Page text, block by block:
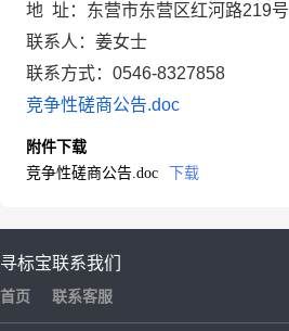
地 址：东营市东营区红河路219号
联系人：姜女士
联系方式： 0546-8327858
竞争性磋商公告.doc
附件下载
竞争性磋商公告.doc
下载
寻标宝
首页
联系我们
联系客服